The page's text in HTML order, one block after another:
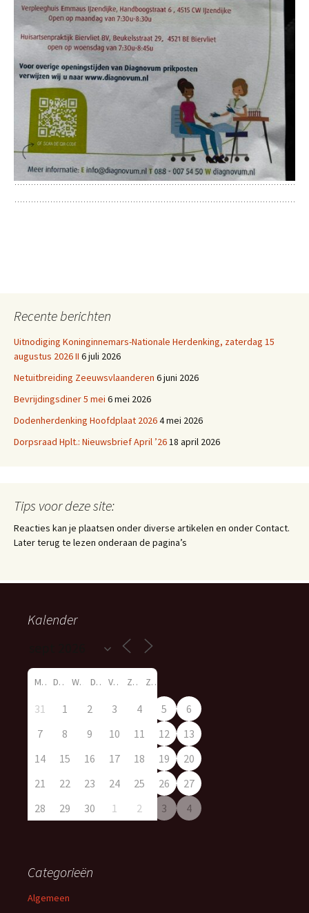
Recente berichten
Uitnodiging Koninginnemars-Nationale Herdenking, zaterdag 15
augustus 2026 II 6 juli 2026
Netuitbreiding Zeeuwsvlaanderen 6 juni 2026
Bevrijdingsdiner 5 mei 6 mei 2026
Dodenherdenking Hoofdplaat 20264 mei 2026
Dorpsraad Hplt.: Nieuwsbrief April ’2618 april 2026
Tips voor deze site:
Reacties kan je plaatsen onder diverse artikelen en onder Contact.
Later terug te lezen onderaan de pagina’s
Kalender
M D W D V Z Z
31 1 2 3 4 5
6
7
8 9 10 11 12
13
14
15 16 17 18 19
20
21
22 23 24 25 26
27
28
29 30 1 2 3 4
Categorieën
Algemeen